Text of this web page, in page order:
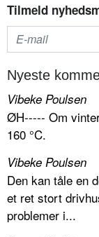
Tilmeld
Nyeste
Vibeke Poulsen
ØH----- Om
160 °C.
Vibeke Poulsen
Den kan tåle en
et ret stort
problemer i...